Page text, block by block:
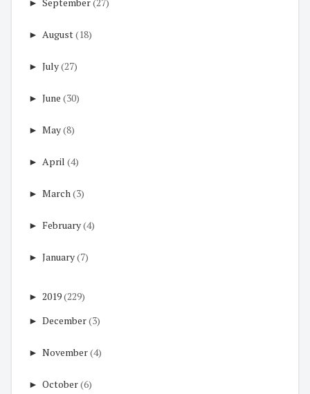
► August(18)
► July(27)
► June (30)
► May(8)
► April (4)
► March(3)
► February(4)
► January(7)
► 2019(229)
► December(3)
► November(4)
► October(6)